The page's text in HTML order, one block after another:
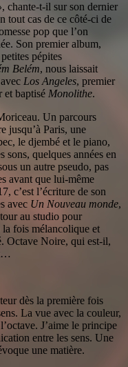
, chante-t-il sur son dernier
tout cas de ce côté-ci de
pop que l’on
Son premier album,
pépites
Belém, nous laissait
Los Angeles, premier
et baptisé Monolithe.
Un parcours
jusqu’à Paris, une
le djembé et le piano,
sons, quelques années en
un autre pseudo, pas
avant que lui-même
c’est l’écriture de son
avec Un Nouveau monde,
au studio pour
fois mélancolique et
Octave Noire, qui est-il,
dès la première fois
La vue avec la couleur,
J’aime le principe
entre les sens. Une
une matière.